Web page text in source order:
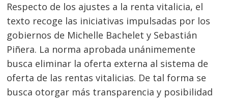
Respecto de los ajustes a la renta vitalicia, el
texto recoge las iniciativas impulsadas por los
gobiernos de Michelle Bachelet y Sebastián
Piñera. La norma aprobada unánimemente
busca eliminar la oferta externa al sistema de
oferta de las rentas vitalicias. De tal forma se
busca otorgar más transparencia y posibilidad